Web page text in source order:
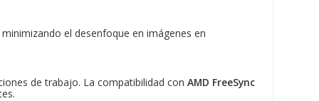
el desenfoque en imágenes en
de trabajo. La compatibilidad con AMD FreeSync